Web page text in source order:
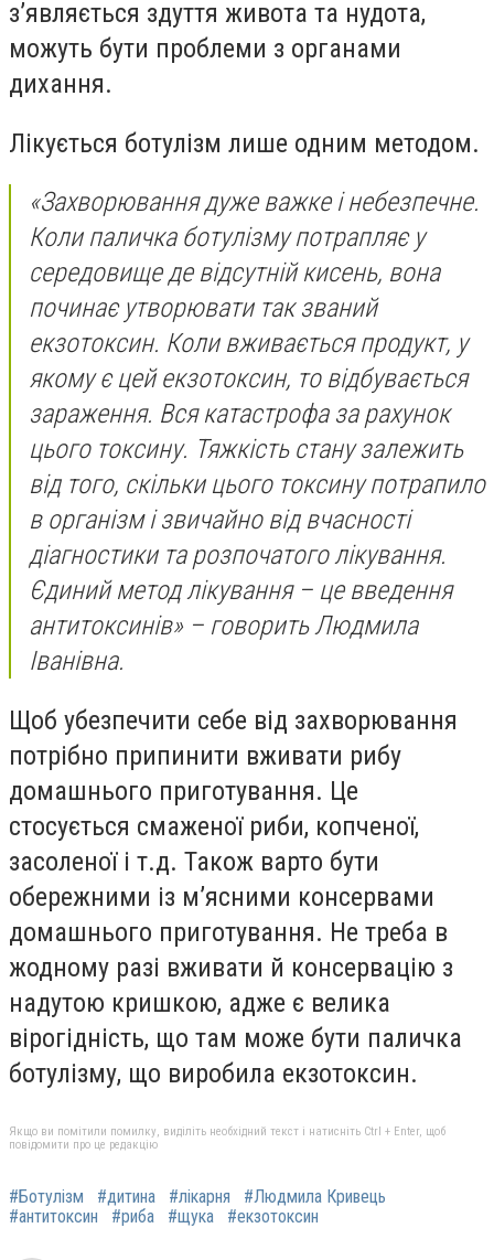
з’являється здуття живота та нудота,
можуть бути проблеми з органами
дихання.
Лікується ботулізм лише одним методом.
«Захворювання дуже важке і небезпечне.
Коли паличка ботулізму потрапляє у
середовище де відсутній кисень, вона
починає утворювати так званий
екзотоксин. Коли вживається продукт, у
якому є цей екзотоксин, то відбувається
зараження. Вся катастрофа за рахунок
цього токсину. Тяжкість стану залежить
від того, скільки цього токсину потрапило
в організм і звичайно від вчасності
діагностики та розпочатого лікування.
Єдиний метод лікування – це введення
антитоксинів»– говорить Людмила
Іванівна.
Щоб убезпечити себе від захворювання
потрібно припинити вживати рибу
домашнього приготування. Це
стосується смаженої риби, копченої,
засоленої і т.д. Також варто бути
обережними із м’ясними консервами
домашнього приготування. Не треба в
жодному разі вживати й консервацію з
надутою кришкою, адже є велика
вірогідність, що там може бути паличка
ботулізму, що виробила екзотоксин.
Якщо ви помітили помилку, виділіть необхідний текст і натисніть Ctrl + Enter, щоб
повідомити про це редакцію
#Ботулізм #дитина #лікарня
#Людмила Кривець
#антитоксин
#риба #щука #екзотоксин